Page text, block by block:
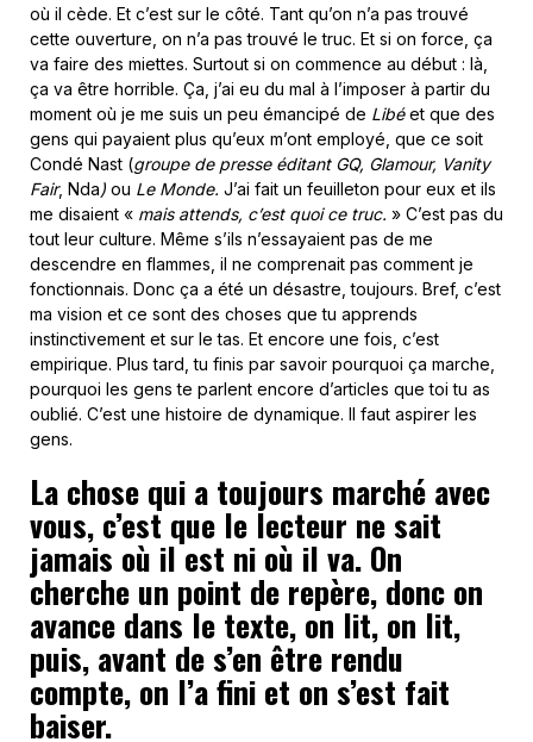
où il cède. Et c’est sur le côté. Tant qu’on n’a pas trouvé
cette ouverture, on n’a pas trouvé le truc. Et si on force, ça
va faire des miettes. Surtout si on commence au début : là,
ça va être horrible. Ça, j’ai eu du mal à l’imposer à partir du
moment où je me suis un peu émancipé de Libéet que des
gens qui payaient plus qu’eux m’ont employé, que ce soit
Condé Nast (groupe de presse éditant GQ, Glamour, Vanity
Fair, Nda) ou Le Monde. J’ai fait un feuilleton pour eux et ils
me disaient « mais attends, c’est quoi ce truc. » C’est pas du
tout leur culture. Même s’ils n’essayaient pas de me
descendre en flammes, il ne comprenait pas comment je
fonctionnais. Donc ça a été un désastre, toujours. Bref, c’est
ma vision et ce sont des choses que tu apprends
instinctivement et sur le tas. Et encore une fois, c’est
empirique. Plus tard, tu finis par savoir pourquoi ça marche,
pourquoi les gens te parlent encore d’articles que toi tu as
oublié. C’est une histoire de dynamique. Il faut aspirer les
gens.
La chose qui a toujours marché avec
vous, c’est que le lecteur ne sait
jamais où il est ni où il va. On
cherche un point de repère, donc on
avance dans le texte, on lit, on lit,
puis, avant de s’en être rendu
compte, on l’a fini et on s’est fait
baiser.